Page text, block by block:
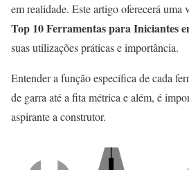
em realidade. Este artigo oferecerá uma
Top 10 Ferramentas para Iniciantes
suas utilizações práticas e importância.
Entender a função específica de cada
de garra até a fita métrica e além, é
aspirante a construtor.